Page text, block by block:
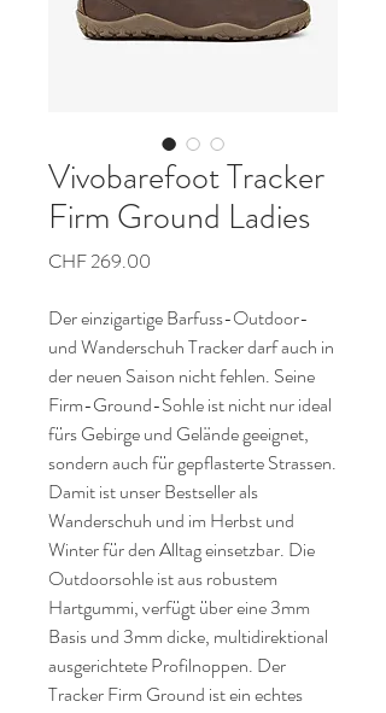
Vivobarefoot Tracker
Firm Ground Ladies
CHF 269.00
Der einzigartige Barfuss-Outdoor-
und Wanderschuh Tracker darf auch in
der neuen Saison nicht fehlen. Seine
Firm-Ground-Sohle ist nicht nur ideal
fürs Gebirge und Gelände geeignet,
sondern auch für gepflasterte Strassen.
Damit ist unser Bestseller als
Wanderschuh und im Herbst und
Winter für den Alltag einsetzbar. Die
Outdoorsohle ist aus robustem
Hartgummi, verfügt über eine 3mm
Basis und 3mm dicke, multidirektional
ausgerichtete Profilnoppen. Der
Tracker Firm Ground ist ein echtes